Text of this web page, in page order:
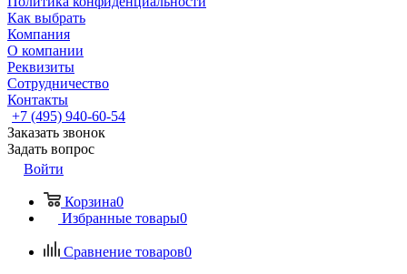
Как выбрать
Компания
О компании
Реквизиты
Сотрудничество
Контакты
+7 (495) 940-60-54
Заказать звонок
Задать вопрос
Войти
Корзина0
Избранные товары0
Сравнение товаров0